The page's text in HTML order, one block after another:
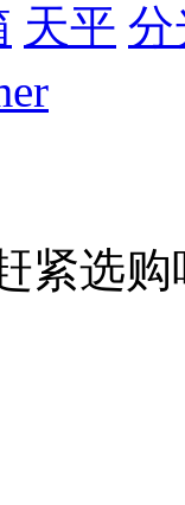
天平 分
紧选购